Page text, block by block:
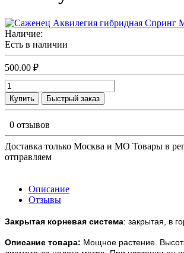
Наличие:
Есть в наличии
500.00 ₽
Купить Быстрый заказ
0 отзывов
Доставка только Москва и МО Товары в
отправляем
Описание
Отзывы
Закрытая корневая система: закрытая, в
Описание товара: Мощное растение.